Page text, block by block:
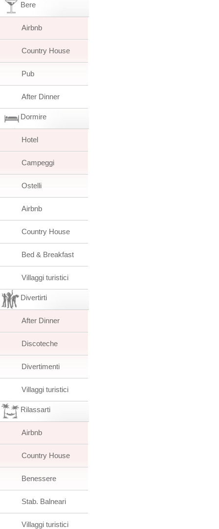
Bere
Airbnb
Country House
Pub
After Dinner
Dormire
Hotel
Campeggi
Ostelli
Airbnb
Country House
Bed & Breakfast
Villaggi turistici
Divertirti
After Dinner
Discoteche
Divertimenti
Villaggi turistici
Rilassarti
Airbnb
Country House
Benessere
Stab. Balneari
Villaggi turistici